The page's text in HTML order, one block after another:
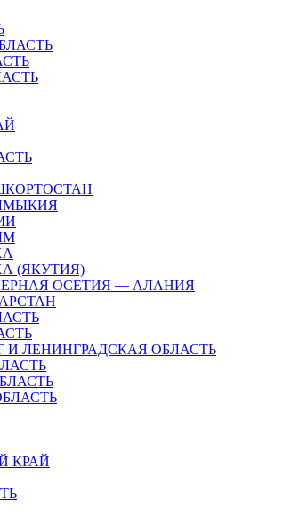
(ЯКУТИЯ)
ОСЕТИЯ — АЛАНИЯ
И ЛЕНИНГРАДСКАЯ ОБЛАСТЬ
КРАЙ